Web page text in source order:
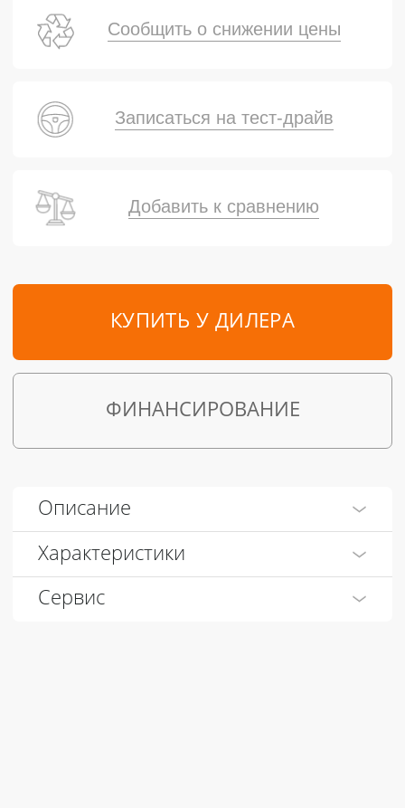
КУПИТЬ У ДИЛЕРА
Добавить к сравнению
ФИНАНСИРОВАНИЕ
Сообщить о снижении цены
Записаться на тест-драйв
Описание
Характеристики
Сервис